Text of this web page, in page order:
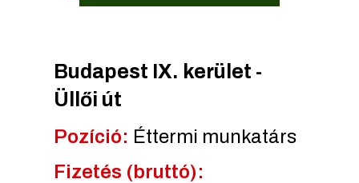
Budapest IX. kerület -
Üllői út
Pozíció: Éttermi munkatárs
Fizetés (bruttó):